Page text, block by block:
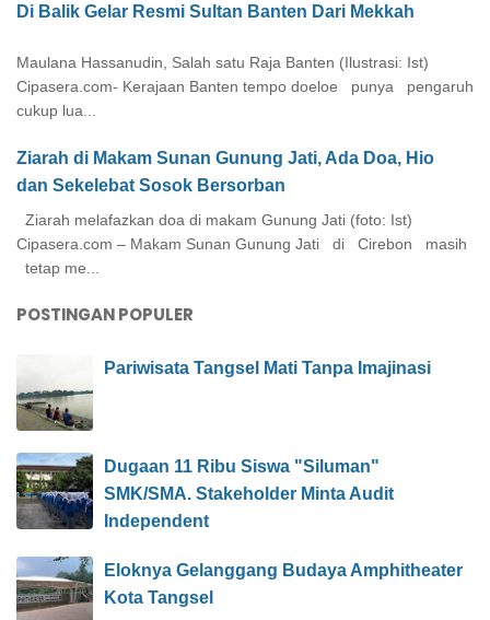
Di Balik Gelar Resmi Sultan Banten Dari Mekkah
Maulana Hassanudin, Salah satu Raja Banten (Ilustrasi: Ist)
Cipasera.com- Kerajaan Banten tempo doeloe punya pengaruh
cukup lua...
Ziarah di Makam Sunan Gunung Jati, Ada Doa, Hio
dan Sekelebat Sosok Bersorban
Ziarah melafazkan doa di makam Gunung Jati (foto: Ist)
Cipasera.com – Makam Sunan Gunung Jati di Cirebon masih
tetap me...
POSTINGAN POPULER
Pariwisata Tangsel Mati Tanpa Imajinasi
Dugaan 11 Ribu Siswa "Siluman"
SMK/SMA. Stakeholder Minta Audit
Independent
Eloknya Gelanggang Budaya Amphitheater
Kota Tangsel